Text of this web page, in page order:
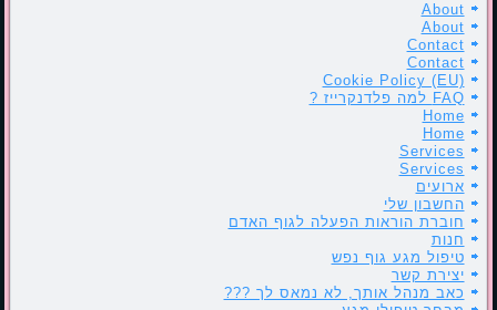
About
About
Contact
Contact
Cookie Policy (EU)
FAQ למה פלדנקרייז ?
Home
Home
Services
Services
ארועים
החשבון שלי
חוברת הוראות הפעלה לגוף האדם
חנות
טיפול מגע גוף נפש
יצירת קשר
כאב מנהל אותך, לא נמאס לך ???